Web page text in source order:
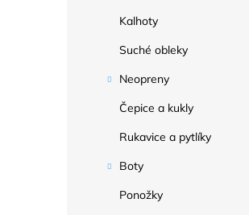
Kalhoty
Suché obleky
Neopreny
Čepice a kukly
Rukavice a pytlíky
Boty
Ponožky